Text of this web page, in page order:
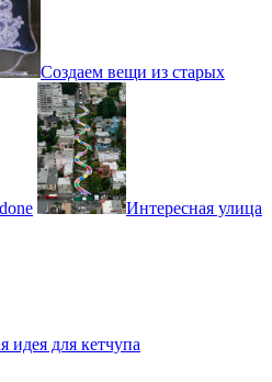
Создаем вещи из старых
Интересная улица
идея для кетчупа